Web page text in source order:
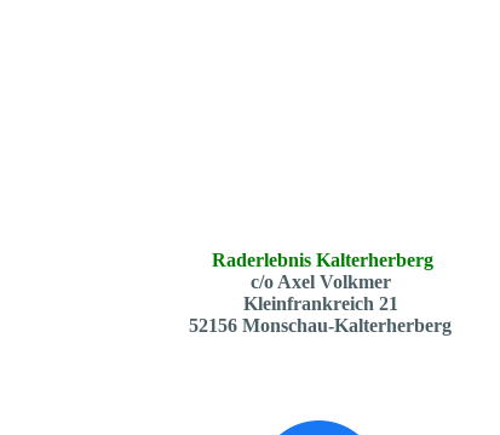
Raderlebnis Kalterherberg
c/o Axel Volkmer
Kleinfrankreich 21
52156 Monschau-Kalterherberg